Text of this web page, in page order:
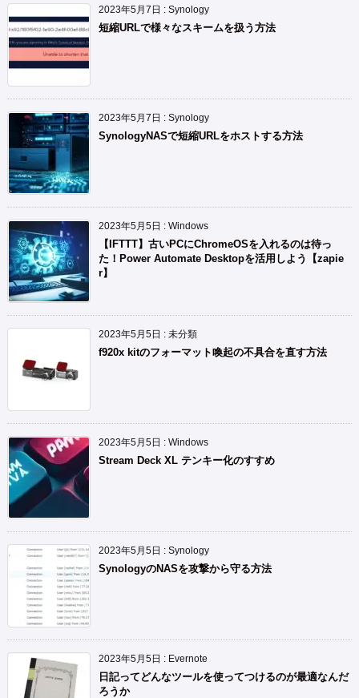
2023年5月7日 : Synology
短縮URLで様々なスキームを扱う方法
2023年5月7日 : Synology
SynologyNASで短縮URLをホストする方法
2023年5月5日 : Windows
【IFTTT】古いPCにChromeOSを入れるのは待っ
た！Power Automate Desktopを活用しよう【zapie
r】
2023年5月5日 : 未分類
f920x kitのフォーマット喚起の不具合を直す方法
2023年5月5日 : Windows
Stream Deck XL テンキー化のすすめ
2023年5月5日 : Synology
SynologyのNASを攻撃から守る方法
2023年5月5日 : Evernote
日記ってどんなツールを使ってつけるのが最適なんだ
ろうか